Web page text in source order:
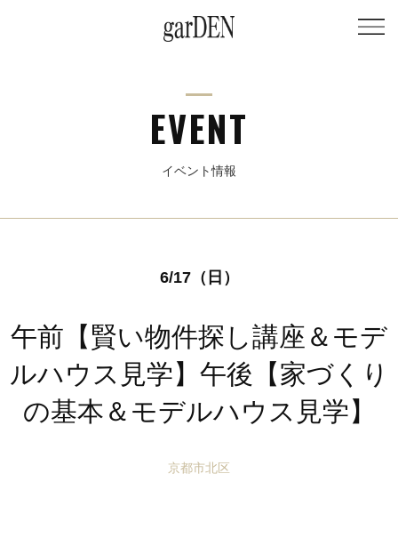
EVENT
イベント情報
6/17（日）
午前【賢い物件探し講座＆モデ
ルハウス見学】午後【家づくり
の基本＆モデルハウス見学】
京都市北区